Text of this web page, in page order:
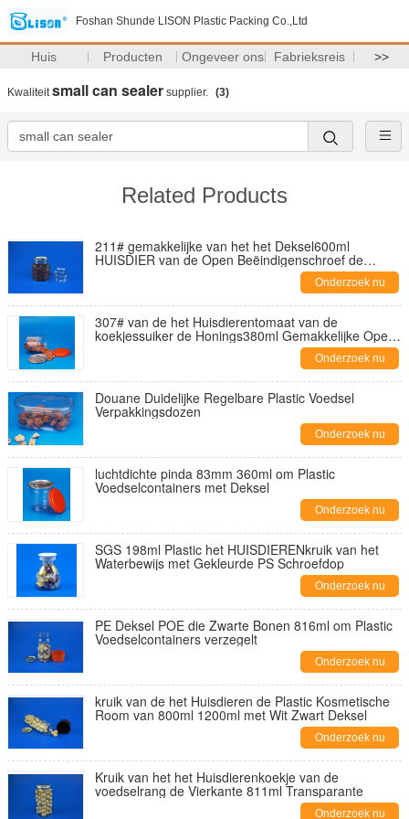
Foshan Shunde LISON Plastic Packing Co.,Ltd
Huis Producten Ongeveer ons Fabrieksreis >>
Kwaliteitsmall can sealer supplier. (3)
Related Products
211# gemakkelijke van het het Deksel600ml
HUISDIER van de Open Beëindigenschroef de
Onderzoek nu
307# van de het Huisdierentomaat van de
koekjessuiker de Honings380ml Gemakkelijke Open
Onderzoek nu
Douane Duidelijke Regelbare Plastic Voedsel
Verpakkingsdozen
Onderzoek nu
luchtdichte pinda 83mm 360ml om Plastic
Voedselcontainers met Deksel
Onderzoek nu
SGS 198ml Plastic het HUISDIERENkruik van het
Waterbewijs met Gekleurde PS Schroefdop
Onderzoek nu
PE Deksel POE die Zwarte Bonen 816ml om Plastic
Voedselcontainers verzegelt
Onderzoek nu
kruik van de het Huisdieren de Plastic Kosmetische
Room van 800ml 1200ml met Wit Zwart Deksel
Onderzoek nu
Kruik van het het Huisdierenkoekje van de
voedselrang de Vierkante 811ml Transparante
Onderzoek nu